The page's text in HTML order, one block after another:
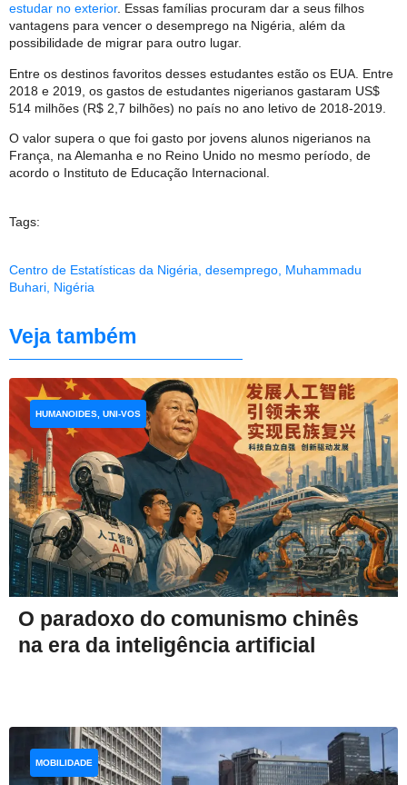
estudar no exterior. Essas famílias procuram dar a seus filhos
vantagens para vencer o desemprego na Nigéria, além da
possibilidade de migrar para outro lugar.
Entre os destinos favoritos desses estudantes estão os EUA. Entre
2018 e 2019, os gastos de estudantes nigerianos gastaram US$
514 milhões (R$ 2,7 bilhões) no país no ano letivo de 2018-2019.
O valor supera o que foi gasto por jovens alunos nigerianos na
França, na Alemanha e no Reino Unido no mesmo período, de
acordo o Instituto de Educação Internacional.
Tags:
Centro de Estatísticas da Nigéria desemprego Muhammadu
Buhari Nigéria
Veja também
O paradoxo do comunismo chinês
na era da inteligência artificial
HUMANOIDES, UNI-VOS
MOBILIDADE